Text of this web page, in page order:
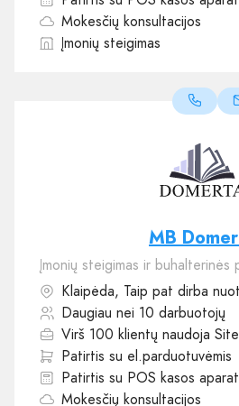
Mokesčių konsultacijos
Įmonių steigimas
MB
Įmonių steigimas ir buhalterinės
Klaipėda, Taip pat dirba
Daugiau nei 10 darbuotojų
Virš 100 klientų naudoja
Patirtis su el.parduotuvėmis
Patirtis su POS kasos
Mokesčių konsultacijos